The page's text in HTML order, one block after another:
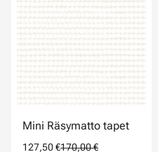
Mini Räsymatto tapet
127,50 €170,00 €